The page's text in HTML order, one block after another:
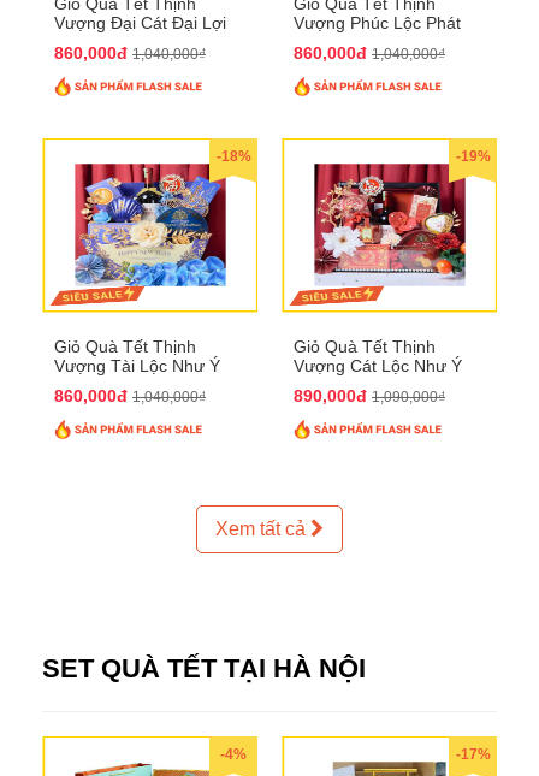
Vượng Đại Cát Đại Lợi
860,000đ 1,040,000₫
Vượng Phúc Lộc Phát
860,000đ 1,040,000₫
-18%
Giỏ Quà Tết Thịnh
Vượng Tài Lộc Như Ý
860,000đ 1,040,000₫
-19%
Giỏ Quà Tết Thịnh
Vượng Cát Lộc Như Ý
890,000đ 1,090,000₫
Xem tất cả
SET QUÀ TẾT TẠI HÀ NỘI
-4% -17%